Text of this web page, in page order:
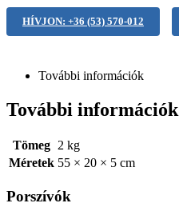
HÍVJON: +36 (53) 570-012
További információk
További információk
Tömeg 2 kg
Méretek 55 × 20 × 5 cm
Porszívók